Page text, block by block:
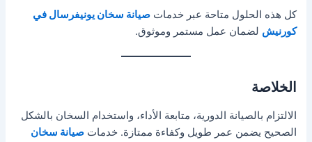
كل هذه الحلول متاحة عبر خدماتصيانة سخان يونيفرسال في
كورنيش لضمان عمل مستمر وموثوق.
الخلاصة
الالتزام بالصيانة الدورية، متابعة الأداء، واستخدام السخان بالشكل
الصحيح يضمن عمر طويل وكفاءة ممتازة. خدماتصيانة سخان